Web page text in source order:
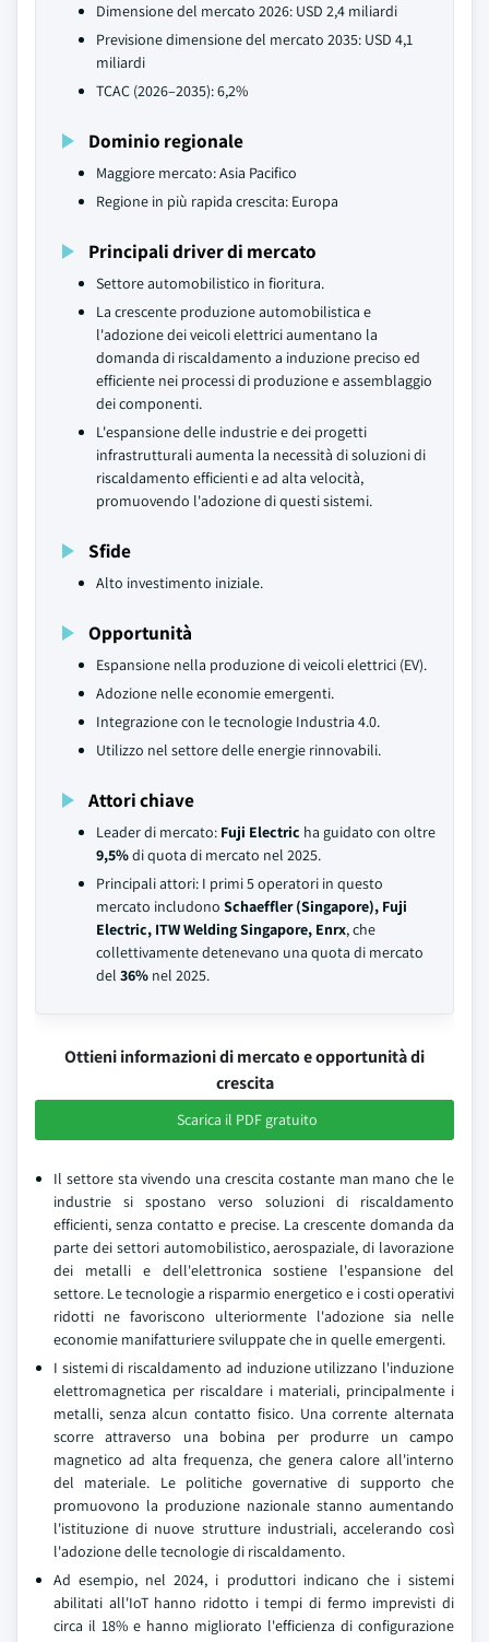
Dimensione del mercato 2026: USD 2,4 miliardi
Previsione dimensione del mercato 2035: USD 4,1
miliardi
TCAC (2026–2035): 6,2%
Dominio regionale
Maggiore mercato: Asia Pacifico
Regione in più rapida crescita: Europa
Principali driver di mercato
Settore automobilistico in fioritura.
La crescente produzione automobilistica e
l'adozione dei veicoli elettrici aumentano la
domanda di riscaldamento a induzione preciso ed
efficiente nei processi di produzione e assemblaggio
dei componenti.
L'espansione delle industrie e dei progetti
infrastrutturali aumenta la necessità di soluzioni di
riscaldamento efficienti e ad alta velocità,
promuovendo l'adozione di questi sistemi.
Sfide
Alto investimento iniziale.
Opportunità
Espansione nella produzione di veicoli elettrici (EV).
Adozione nelle economie emergenti.
Integrazione con le tecnologie Industria 4.0.
Utilizzo nel settore delle energie rinnovabili.
Attori chiave
Leader di mercato: Fuji Electric ha guidato con oltre
9,5%di quota di mercato nel 2025.
Principali attori: I primi 5 operatori in questo
mercato includono Schaeffler (Singapore), Fuji
Electric, ITW Welding Singapore, Enrx, che
collettivamente detenevano una quota di mercato
del 36% nel 2025.
Ottieni informazioni di mercato e opportunità di
crescita
Scarica il PDF gratuito
Il settore sta vivendo una crescita costante man mano che le
industrie si spostano verso soluzioni di riscaldamento
efficienti, senza contatto e precise. La crescente domanda da
parte dei settori automobilistico, aerospaziale, di lavorazione
dei metalli e dell'elettronica sostiene l'espansione del
settore. Le tecnologie a risparmio energetico e i costi operativi
ridotti ne favoriscono ulteriormente l'adozione sia nelle
economie manifatturiere sviluppate che in quelle emergenti.
I sistemi di riscaldamento ad induzione utilizzano l'induzione
elettromagnetica per riscaldare i materiali, principalmente i
metalli, senza alcun contatto fisico. Una corrente alternata
scorre attraverso una bobina per produrre un campo
magnetico ad alta frequenza, che genera calore all'interno
del materiale. Le politiche governative di supporto che
promuovono la produzione nazionale stanno aumentando
l'istituzione di nuove strutture industriali, accelerando così
l'adozione delle tecnologie di riscaldamento.
Ad esempio, nel 2024, i produttori indicano che i sistemi
abilitati all'IoT hanno ridotto i tempi di fermo imprevisti di
circa il 18% e hanno migliorato l'efficienza di configurazione